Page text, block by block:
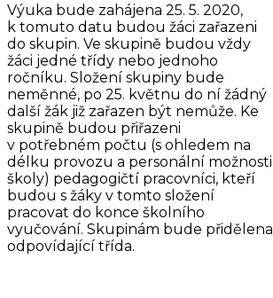
Výuka bude zahájena 25. 5. 2020,
k tomuto datu budou žáci zařazeni
do skupin. Ve skupině budou vždy
žáci jedné třídy nebo jednoho
ročníku. Složení skupiny bude
neměnné, po 25. květnu do ní žádný
další žák již zařazen být nemůže. Ke
skupině budou přiřazeni
v potřebném počtu (s ohledem na
délku provozu a personální možnosti
školy) pedagogičtí pracovníci, kteří
budou s žáky v tomto složení
pracovat do konce školního
vyučování. Skupinám bude přidělena
odpovídající třída.